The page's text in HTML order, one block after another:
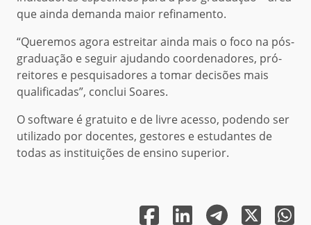
que ainda demanda maior refinamento.
“Queremos agora estreitar ainda mais o foco na pós-
graduação e seguir ajudando coordenadores, pró-
reitores e pesquisadores a tomar decisões mais
qualificadas”, conclui Soares.
O software é gratuito e de livre acesso, podendo ser
utilizado por docentes, gestores e estudantes de
todas as instituições de ensino superior.